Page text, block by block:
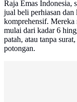
Raja Emas Indonesia,
jual beli perhiasan
komprehensif. Mereka
mulai dari kadar 6
patah, atau tanpa
potongan.